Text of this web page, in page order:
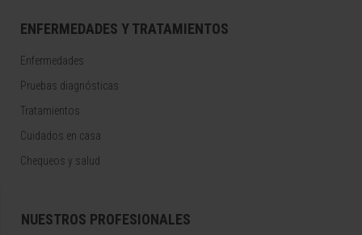
ENFERMEDADES Y TRATAMIENTOS
Enfermedades
Pruebas diagnósticas
Tratamientos
Cuidados en casa
Chequeos y salud
NUESTROS PROFESIONALES